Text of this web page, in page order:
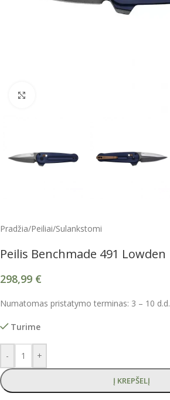
Pradžia/Peiliai/Sulankstomi
Peilis Benchmade 491 Lowden
298,99 €
Numatomas pristatymo terminas: 3 – 10 d.d.
Turime
- +
Į KREPŠELĮ